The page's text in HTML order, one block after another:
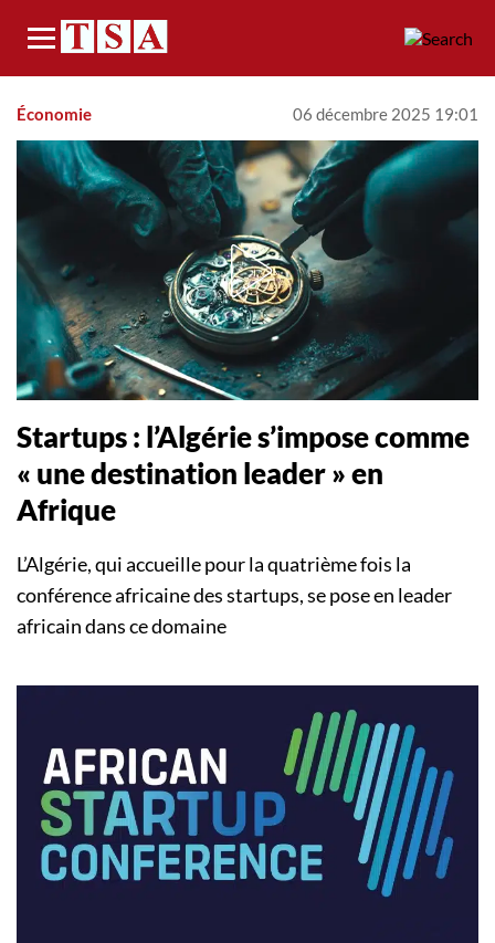
Menu
Économie 06 décembre 2025 19:01
Startups : l’Algérie s’impose comme
« une destination leader » en
Afrique
L’Algérie, qui accueille pour la quatrième fois la
conférence africaine des startups, se pose en leader
africain dans ce domaine